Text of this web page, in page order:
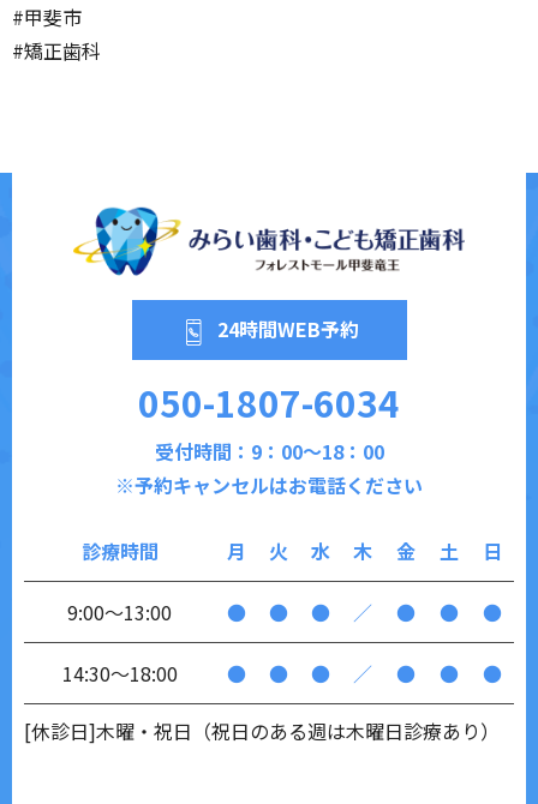
#甲斐市
#矯正歯科
24時間WEB予約
050-1807-6034
受付時間：9：00～18：00
※予約キャンセルはお電話ください
診療時間 月 火 水 木 金 土 日
9:00～13:00 ● ● ● ／ ● ● ●
14:30～18:00 ● ● ● ／ ● ●
●
[休診日]木曜・祝日（祝日のある週は木曜日診療あり）